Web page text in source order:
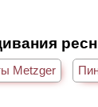
Metzger